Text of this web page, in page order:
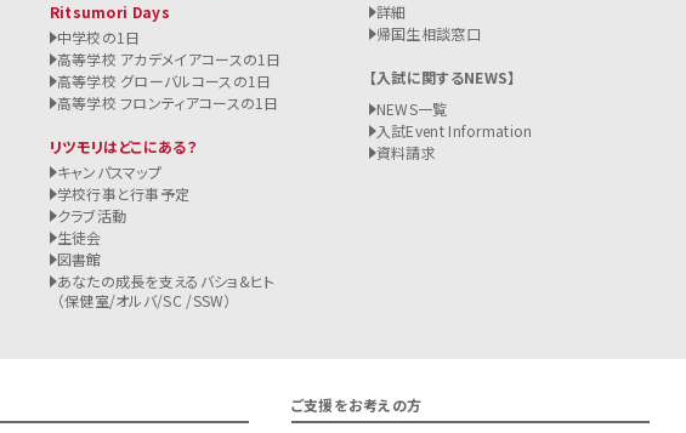
Ritsumori Days
中学校の1日
高等学校 アカデメイアコースの1日
高等学校 グローバルコースの1日
高等学校 フロンティアコースの1日
リツモリはどこにある？
キャンパスマップ
学校行事と行事予定
クラブ活動
生徒会
図書館
あなたの成長を支えるバショ&ヒト
（保健室/オルバ/SC /SSW）
詳細
帰国生相談窓口
入試に関するNEWS
NEWS一覧
入試Event Information
資料請求
ご支援をお考えの方